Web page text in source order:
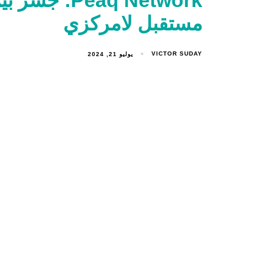
مستقبل لامركزي
VICTOR SUDAY يوليو 21, 2024